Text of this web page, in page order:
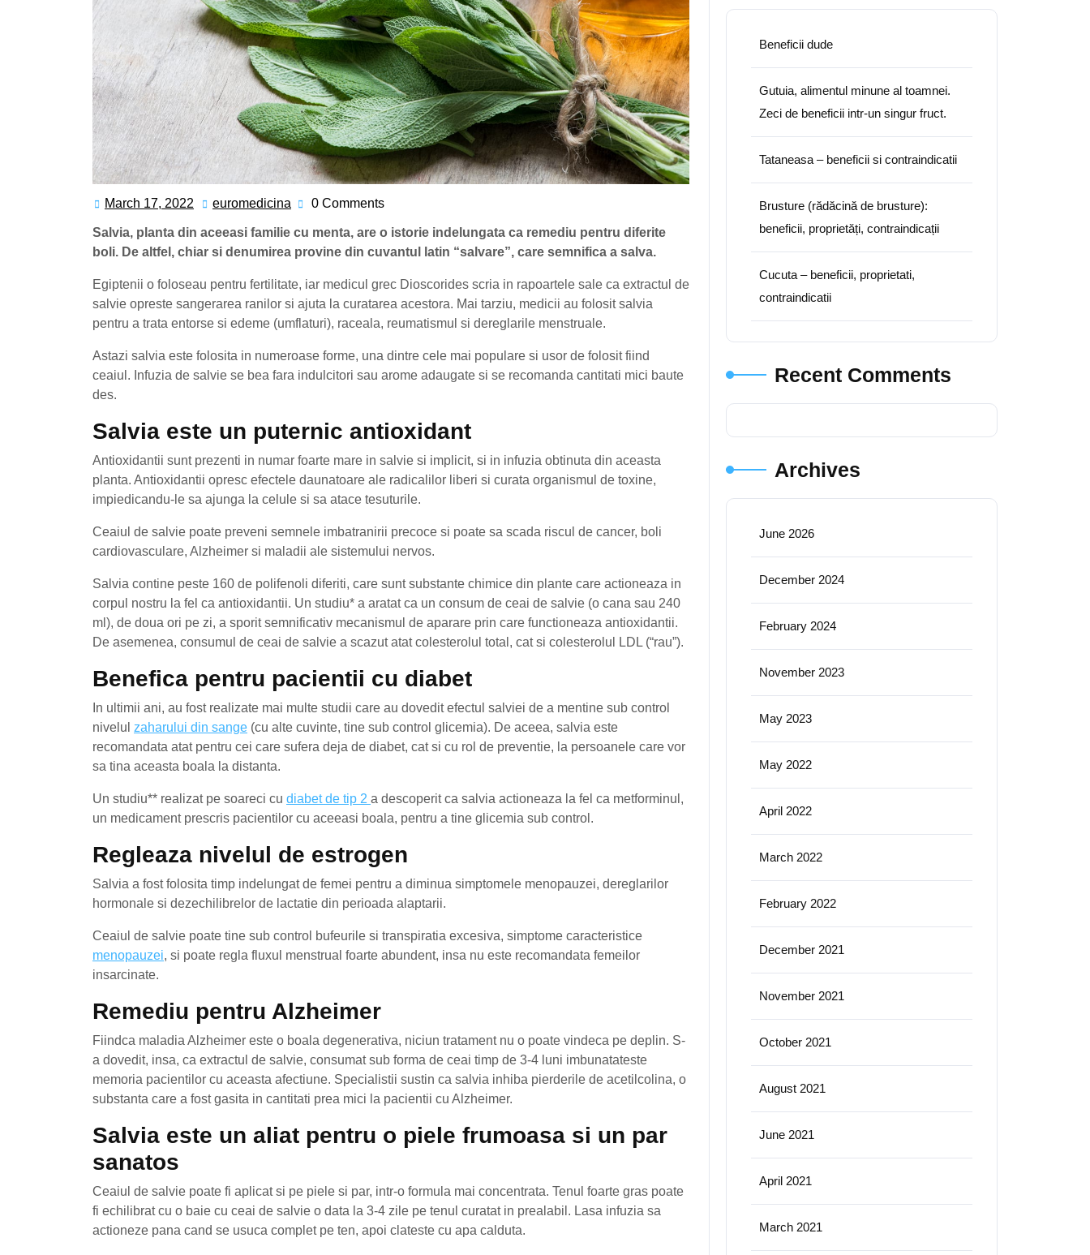
March 17, 2022
March
euromedicina euromedicina
0 Comments
Salvia, planta din aceeasi familie cu menta, are o istorie indelungata ca remediu pentru diferite
boli. De altfel, chiar si denumirea provine din cuvantul latin “salvare”, care semnifica a salva.
Egiptenii o foloseau pentru fertilitate, iar medicul grec Dioscorides scria in rapoartele sale ca extractul de
salvie opreste sangerarea ranilor si ajuta la curatarea acestora. Mai tarziu, medicii au folosit salvia
pentru a trata entorse si edeme (umflaturi), raceala, reumatismul si dereglarile menstruale.
Astazi salvia este folosita in numeroase forme, una dintre cele mai populare si usor de folosit fiind
ceaiul. Infuzia de salvie se bea fara indulcitori sau arome adaugate si se recomanda cantitati mici baute
des.
Salvia este un puternic antioxidant
Antioxidantii sunt prezenti in numar foarte mare in salvie si implicit, si in infuzia obtinuta din aceasta
planta. Antioxidantii opresc efectele daunatoare ale radicalilor liberi si curata organismul de toxine,
impiedicandu-le sa ajunga la celule si sa atace tesuturile.
Ceaiul de salvie poate preveni semnele imbatranirii precoce si poate sa scada riscul de cancer, boli
cardiovasculare, Alzheimer si maladii ale sistemului nervos.
Salvia contine peste 160 de polifenoli diferiti, care sunt substante chimice din plante care actioneaza in
corpul nostru la fel ca antioxidantii. Un studiu* a aratat ca un consum de ceai de salvie (o cana sau 240
ml), de doua ori pe zi, a sporit semnificativ mecanismul de aparare prin care functioneaza antioxidantii.
De asemenea, consumul de ceai de salvie a scazut atat colesterolul total, cat si colesterolul LDL (“rau”).
Benefica pentru pacientii cu diabet
In ultimii ani, au fost realizate mai multe studii care au dovedit efectul salviei de a mentine sub control
nivelul zaharului din sange (cu alte cuvinte, tine sub control glicemia). De aceea, salvia este
recomandata atat pentru cei care sufera deja de diabet, cat si cu rol de preventie, la persoanele care vor
sa tina aceasta boala la distanta.
Un studiu** realizat pe soareci cu diabet de tip 2 a descoperit ca salvia actioneaza la fel ca metforminul,
un medicament prescris pacientilor cu aceeasi boala, pentru a tine glicemia sub control.
Regleaza nivelul de estrogen
Salvia a fost folosita timp indelungat de femei pentru a diminua simptomele menopauzei, dereglarilor
hormonale si dezechilibrelor de lactatie din perioada alaptarii.
Ceaiul de salvie poate tine sub control bufeurile si transpiratia excesiva, simptome caracteristice
menopauzei, si poate regla fluxul menstrual foarte abundent, insa nu este recomandata femeilor
insarcinate.
Remediu pentru Alzheimer
Fiindca maladia Alzheimer este o boala degenerativa, niciun tratament nu o poate vindeca pe deplin. S-
a dovedit, insa, ca extractul de salvie, consumat sub forma de ceai timp de 3-4 luni imbunatateste
memoria pacientilor cu aceasta afectiune. Specialistii sustin ca salvia inhiba pierderile de acetilcolina, o
substanta care a fost gasita in cantitati prea mici la pacientii cu Alzheimer.
Salvia este un aliat pentru o piele frumoasa si un par
sanatos
Ceaiul de salvie poate fi aplicat si pe piele si par, intr-o formula mai concentrata. Tenul foarte gras poate
fi echilibrat cu o baie cu ceai de salvie o data la 3-4 zile pe tenul curatat in prealabil. Lasa infuzia sa
actioneze pana cand se usuca complet pe ten, apoi clateste cu apa calduta.
Beneficii dude
Gutuia, alimentul minune al toamnei.
Zeci de beneficii intr-un singur fruct.
Tataneasa – beneficii si contraindicatii
Brusture (rădăcină de brusture):
beneficii, proprietăți, contraindicații
Cucuta – beneficii, proprietati,
contraindicatii
Recent Comments
Archives
June 2026
December 2024
February 2024
November 2023
May 2023
May 2022
April 2022
March 2022
February 2022
December 2021
November 2021
October 2021
August 2021
June 2021
April 2021
March 2021